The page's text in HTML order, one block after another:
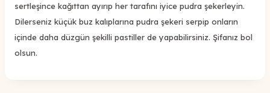
sertleşince kağıttan ayırıp her tarafını iyice pudra şekerleyin.
Dilerseniz küçük buz kalıplarına pudra şekeri serpip onların
içinde daha düzgün şekilli pastiller de yapabilirsiniz. Şifanız bol
olsun.